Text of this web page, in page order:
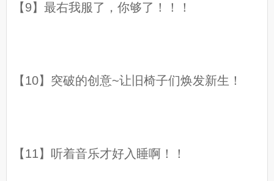
【9】最右我服了，你够了！！！
【10】突破的创意~让旧椅子们焕发新生！
【11】听着音乐才好入睡啊！！